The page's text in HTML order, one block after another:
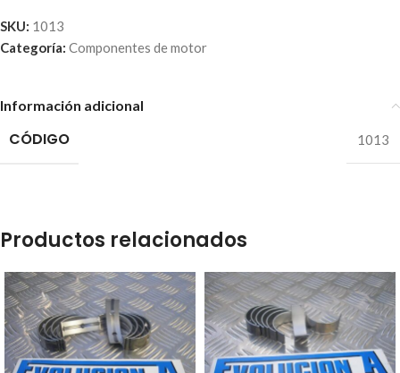
SKU: 1013
Categoría: Componentes de motor
Información adicional
CÓDIGO 1013
Productos relacionados